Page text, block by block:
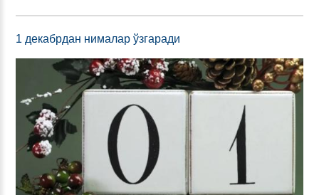
1 декабрдан нималар ўзгаради